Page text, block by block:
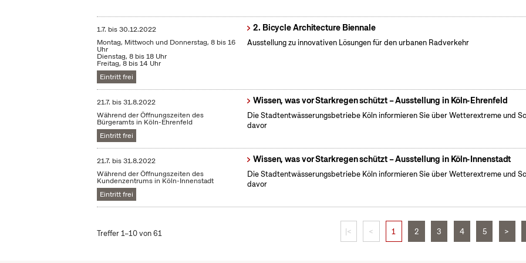
1.7. bis30.12.2022
Montag, Mittwoch und Donnerstag, 8 bis 16
Uhr
Dienstag, 8 bis 18 Uhr
Freitag, 8 bis 14 Uhr
Eintritt frei
2. Bicycle Architecture Biennale
Ausstellung zu innovativen Lösungen für den urbanen Radverkehr
21.7. bis31.8.2022
Während der Öffnungszeiten des
Bürgeramts in Köln-Ehrenfeld
Eintritt frei
Wissen, was vor Starkregen schützt – Ausstellung in Köln-Ehrenfeld
Die Stadtentwässerungsbetriebe Köln informieren Sie über Wetterextreme und
davor
21.7. bis31.8.2022
Während der Öffnungszeiten des
Kundenzentrums in Köln-Innenstadt
Eintritt frei
Wissen, was vor Starkregen schützt – Ausstellung in Köln-Innenstadt
Die Stadtentwässerungsbetriebe Köln informieren Sie über Wetterextreme und
davor
Treffer 1–10 von 61 |< < 1 2 3 4 5 >